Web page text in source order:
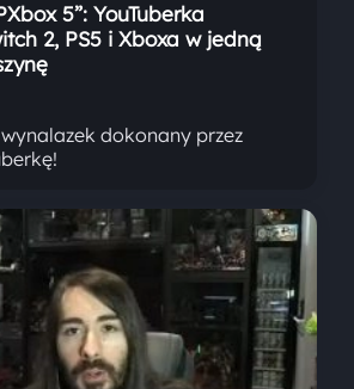
5”: YouTuberka
2, PS5 i Xboxa w jedną
dokonany przez